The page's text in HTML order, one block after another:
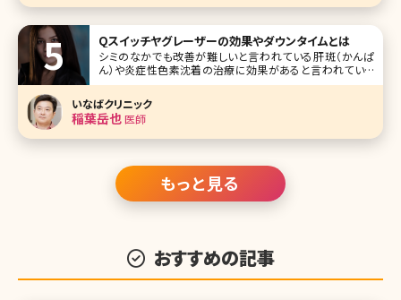
Qスイッチヤグレーザーの効果やダウンタイムとは
シミのなかでも改善が難しいと言われている肝斑（かんぱ
ん）や炎症性色素沈着の治療に効果があると言われている
のがQスイッチヤグレーザーです。安全性が高く、あざやタトゥ
ー除去にまで使用できるとして雑誌やテレビなどでもよく紹
介されています。ここでは、Qスイッチヤグレーザーについて
詳しく説明していきます。
いなばクリニック
稲葉岳也医師
もっと見る
おすすめの記事